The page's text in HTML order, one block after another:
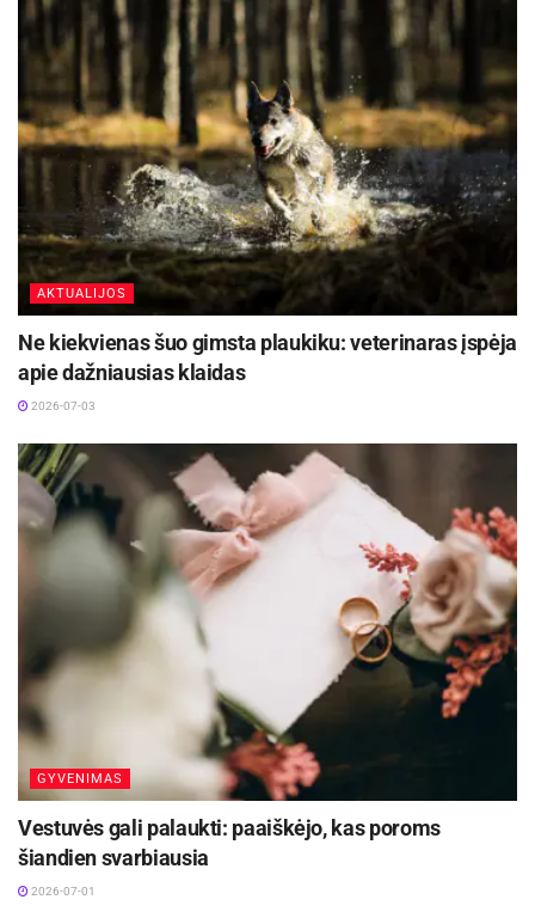
Kelionių organizatorės nuomone, per keletą
ateinančių metų žmonių, švenčiančių didžiąsias
metų šventes užsienyje, tik daugės, nes pamažu
gerėjant ekonominei situacijai, vis daugiau
žmonių turės galimybę įsigyti norimas keliones ir
į jas vykti su visa šeima. Taip pat tikėtina, kad
išliks tendencija keliauti iš karto po Kalėdų ir
svetur sutikti Naujuosius metus.
AKTUALIJOS
Ne kiekvienas šuo gimsta plaukiku: veterinaras įspėja
apie dažniausias klaidas
2026-07-03
GYVENIMAS
Vestuvės gali palaukti: paaiškėjo, kas poroms
šiandien svarbiausia
2026-07-01